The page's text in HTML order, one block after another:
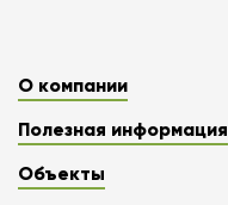
О компании
Полезная информация
Объекты